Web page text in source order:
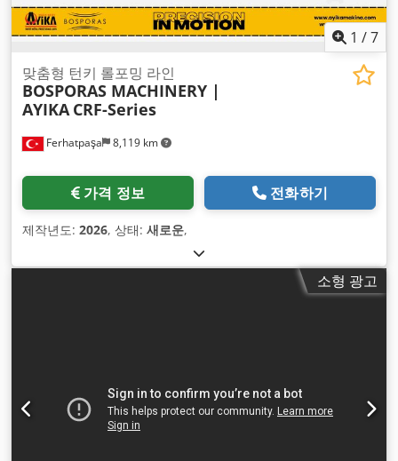
1 /7
Ferhatpaşa 8,119 km
맞춤형 턴키 롤포밍 라인
BOSPORAS MACHINERY |
AYIKA CRF-Series
가격 정보 전화하기
제작년도: 2026, 상태: 새로운,
소형 광고